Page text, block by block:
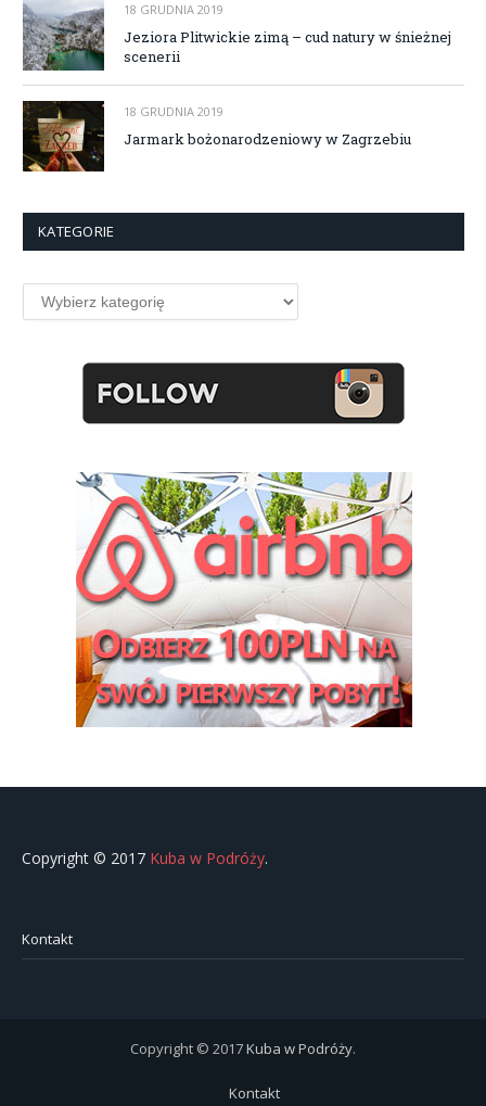
18 GRUDNIA 2019
Jeziora Plitwickie zimą – cud natury w śnieżnej
scenerii
18 GRUDNIA 2019
Jarmark bożonarodzeniowy w Zagrzebiu
KATEGORIE
Kategorie
Copyright © 2017 Kuba w Podróży.
Kontakt
Copyright © 2017Kuba w Podróży.
Kontakt